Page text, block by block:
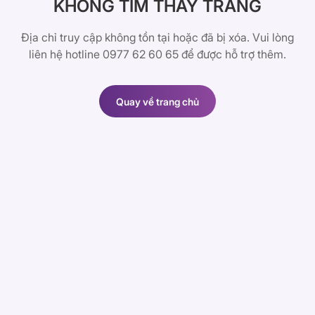
KHÔNG TÌM THẤY TRANG
Địa chỉ truy cập không tồn tại hoặc đã bị xóa. Vui lòng
liên hệ hotline 0977 62 60 65 để được hỗ trợ thêm.
Quay về trang chủ
Quay về trang chủ